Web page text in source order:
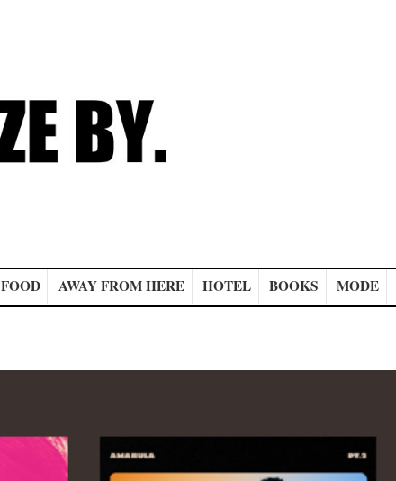
FOOD AWAY FROM HERE HOTEL BOOKS MODE